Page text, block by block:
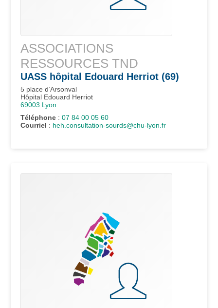
ASSOCIATIONS
RESSOURCES TND
UASS hôpital Edouard Herriot (69)
5 place d’Arsonval
Hôpital Edouard Herriot
69003 Lyon
Téléphone : 07 84 00 05 60
Courriel : heh.consultation-sourds@chu-lyon.fr